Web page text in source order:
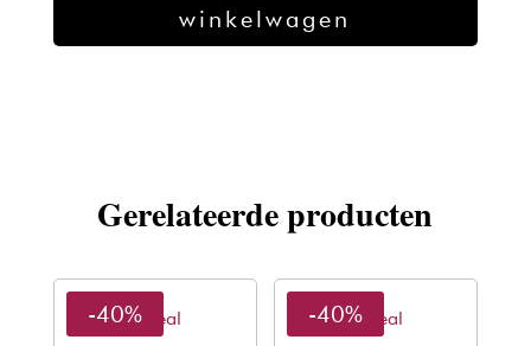
winkelwagen
Gerelateerde producten
L'oreal
-40% L'oreal
-40%